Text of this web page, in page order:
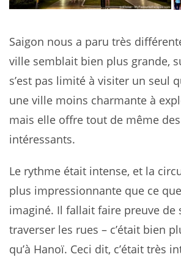
Saigon nous a paru très
ville semblait bien plus grande,
s’est pas limité à visiter un seul
une ville moins charmante à
mais elle offre tout de même
intéressants.
Le rythme était intense, et la
plus impressionnante que ce
imaginé. Il fallait faire preuve de
traverser les rues – c’était bien
qu’à Hanoï. Ceci dit, c’était très